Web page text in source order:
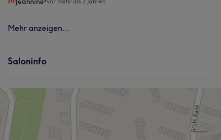
Mehr anzeigen...
Saloninfo